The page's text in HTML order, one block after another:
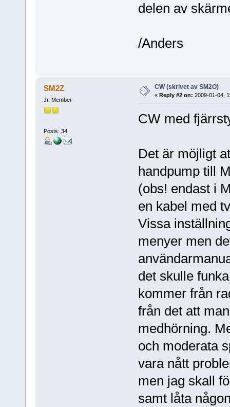
delen av
/Anders
SM2Z
Jr. Member
Posts: 34
CW (skrivet av SM2O)
« Reply #2 on: 2009-01-04,
CW med
Det är möjligt
handpump till
(obs! endast i
en kabel med
Vissa
menyer men
det skulle
kommer från
från det att
medhörning.
och moderata
vara nått
men jag skall
samt låta